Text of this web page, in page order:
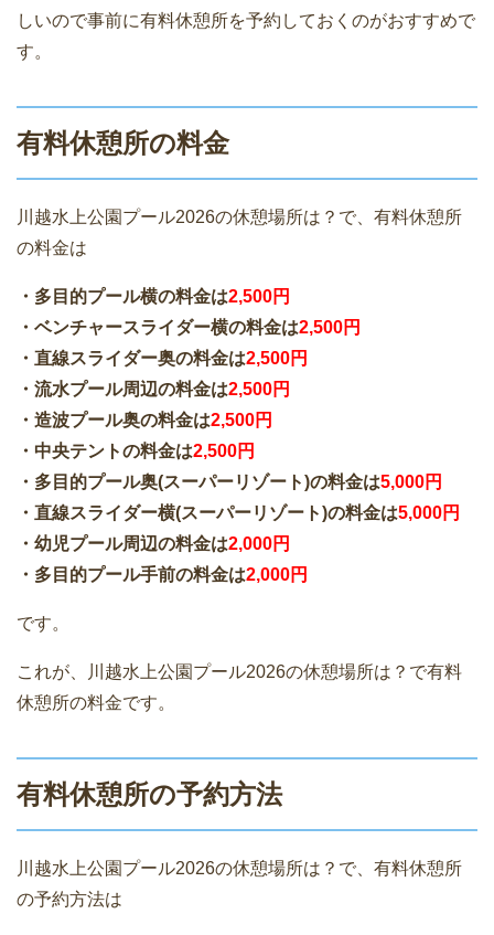
しいので事前に有料休憩所を予約しておくのがおすすめで
す。
有料休憩所の料金
川越水上公園プール2026の休憩場所は？で、有料休憩所
の料金は
・多目的プール横の料金は2,500円
・ベンチャースライダー横の料金は2,500円
・直線スライダー奥の料金は2,500円
・流水プール周辺の料金は2,500円
・造波プール奥の料金は2,500円
・中央テントの料金は2,500円
・多目的プール奥(スーパーリゾート)の料金は5,000円
・直線スライダー横(スーパーリゾート)の料金は5,000円
・幼児プール周辺の料金は2,000円
・多目的プール手前の料金は2,000円
です。
これが、川越水上公園プール2026の休憩場所は？で有料
休憩所の料金です。
有料休憩所の予約方法
川越水上公園プール2026の休憩場所は？で、有料休憩所
の予約方法は